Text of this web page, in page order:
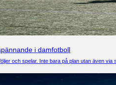
i damfotboll
och spelar. Inte bara på plan utan även